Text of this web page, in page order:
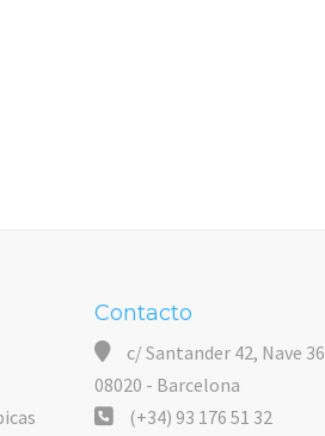
Contacto
c/ Santander 42, Nave 36
08020 - Barcelona
(+34) 93 176 51 32